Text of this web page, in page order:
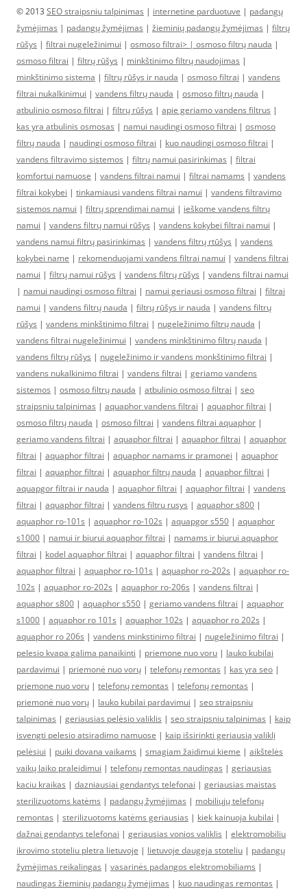
© 2013 SEO straipsniu talpinimas | internetine parduotuve | padangų
žymėjimas | padangų žymėjimas | žieminių padangų žymėjimas | filtrų
rūšys | filtrai nugeležinimui | osmoso filtrai> | osmoso filtrų nauda |
osmoso filtrai | filtrų rūšys | minkštinimo filtrų naudojimas |
minkštinimo sistema | filtrų rūšys ir nauda | osmoso filtrai | vandens
filtrai nukalkinimui | vandens filtrų nauda | osmoso filtrų nauda |
atbulinio osmoso filtrai | filtrų rūšys | apie geriamo vandens filtrus |
kas yra atbulinis osmosas | namui naudingi osmoso filtrai | osmoso
filtrų nauda | naudingi osmoso filtrai | kuo naudingi osmoso filtrai |
vandens filtravimo sistemos | filtrų namui pasirinkimas | filtrai
komfortui namuose | vandens filtrai namui | filtrai namams | vandens
filtrai kokybei | tinkamiausi vandens filtrai namui | vandens filtravimo
sistemos namui | filtrų sprendimai namui | ieškome vandens filtrų
namui | vandens filtrų namui rūšys | vandens kokybei filtrai namui |
vandens namui filtrų pasirinkimas | vandens filtrų rtūšys | vandens
kokybei name | rekomenduojami vandens filtrai namui | vandens filtrai
namui | filtrų namui rūšys | vandens filtrų rūšys | vandens filtrai namui
| namui naudingi osmoso filtrai | namui geriausi osmoso filtrai | filtrai
namui | vandens filtrų nauda | filtrų rūšys ir nauda | vandens filtrų
rūšys | vandens minkštinimo filtrai | nugeležinimo filtrų nauda |
vandens filtrai nugeležinimui | vandens minkštinimo filtrų nauda |
vandens filtrų rūšys | nugeležinimo ir vandens monkštinimo filtrai |
vandens nukalkinimo filtrai | vandens filtrai | geriamo vandens
sistemos | osmoso filtrų nauda | atbulinio osmoso filtrai | seo
straipsniu talpinimas | aquaphor vandens filtrai | aquaphor filtrai |
osmoso filtrų nauda | osmoso filtrai | vandens filtrai aquaphor |
geriamo vandens filtrai | aquaphor filtrai | aquaphor filtrai | aquaphor
filtrai | aquaphor filtrai | aquaphor namams ir pramonei | aquaphor
filtrai | aquaphor filtrai | aquaphor filtrų nauda | aquaphor filtrai |
aquapgor filtrai ir nauda | aquaphor filtrai | aquaphor filtrai | vandens
filtrai | aquaphor filtrai | vandens filtru rusys | aquaphor s800 |
aquaphor ro-101s | aquaphor ro-102s | aquapgor s550 | aquaphor
s1000 | namui ir biurui aquaphor filtrai | namams ir biurui aquaphor
filtrai | kodel aquaphor filtrai | aquaphor filtrai | vandens filtrai |
aquaphor filtrai | aquaphor ro-101s | aquaphor ro-202s | aquaphor ro-
102s | aquaphor ro-202s | aquaphor ro-206s | vandens filtrai |
aquaphor s800 | aquaphor s550 | geriamo vandens filtrai | aquaphor
s1000 | aquaphor ro 101s | aquaphor 102s | aquaphor ro 202s |
aquaphor ro 206s | vandens minkstinimo filtrai | nugeležinimo filtrai |
pelesio kvapa galima panaikinti | priemone nuo voru | lauko kubilai
pardavimui | priemonė nuo vorų | telefonų remontas | kas yra seo |
priemone nuo voru | telefonų remontas | telefonų remontas |
priemonė nuo vorų | lauko kubilai pardavimui | seo straipsniu
talpinimas | geriausias pelėsio valiklis | seo straipsniu talpinimas | kaip
isvengti pelesio atsiradimo namuose | kaip išsirinkti geriausią valiklį
pelėsiui | puiki dovana vaikams | smagiam žaidimui kieme | aikštelės
vaikų laiko praleidimui | telefonų remontas naudingas | geriausias
kaciu kraikas | dazniausiai gendantys telefonai | geriausias maistas
sterilizuotoms katėms | padangų žymėjimas | mobiliųjų telefonų
remontas | sterilizuotoms katėms geriausias | kiek kainuoja kubilai |
dažnai gendantys telefonai | geriausias vonios valiklis | elektromobiliu
ikrovimo stoteliu pletra lietuvoje | lietuvoje daugeja stoteliu | padangų
žymėjimas reikalingas | vasarinės padangos elektromobiliams |
naudingas žieminių padangų žymėjimas | kuo naudingas remontas |